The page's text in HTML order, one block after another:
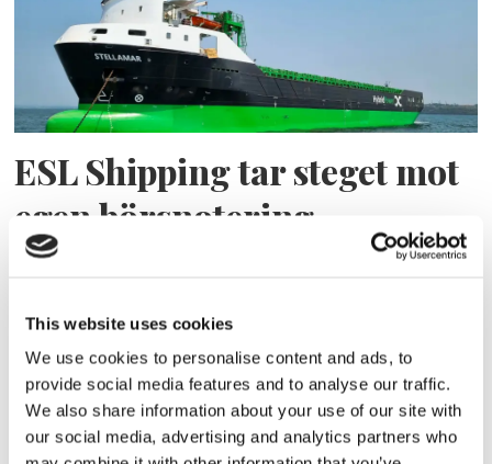
This website uses cookies
We use cookies to personalise content and ads, to
provide social media features and to analyse our traffic.
We also share information about your use of our site with
our social media, advertising and analytics partners who
ESL Shipping tar steget mot
egen börsnotering